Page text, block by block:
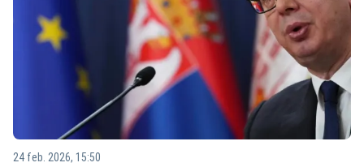
24 feb. 2026, 15:50